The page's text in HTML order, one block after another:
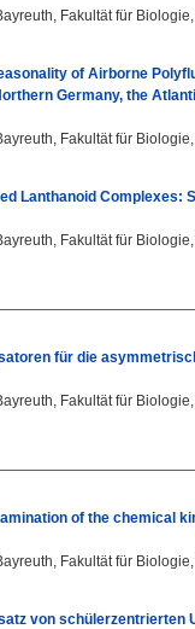
Fakultät für
of Airborne
Germany, the
Fakultät für
Lanthanoid Complexes:
Fakultät für
für die
Fakultät für
of the chemical
Fakultät für
von